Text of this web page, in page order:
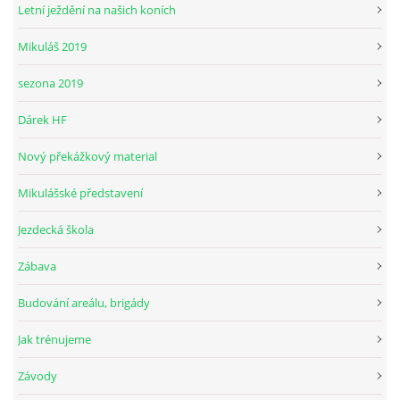
Letní ježdění na našich koních
Mikuláš 2019
sezona 2019
Dárek HF
Nový překážkový material
Mikulášské představení
Jezdecká škola
Zábava
Budování areálu, brigády
Jak trénujeme
Závody